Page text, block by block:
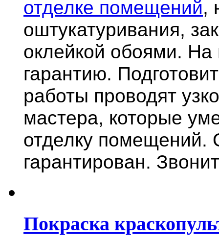
отделке помещений,
оштукатуривания,
оклейкой обоями.
гарантию.
работы проводят
мастера, которые
отделку помещений.
гарантирован.
Покраска